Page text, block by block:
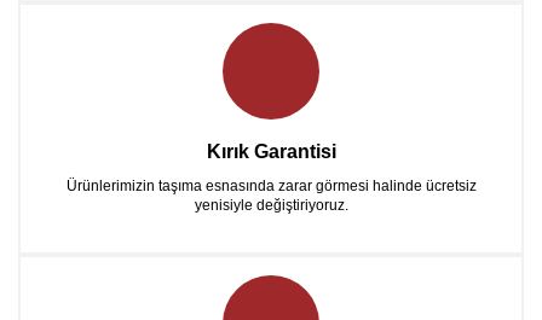
Kırık Garantisi
Ürünlerimizin taşıma esnasında zarar görmesi halinde ücretsiz
yenisiyle değiştiriyoruz.